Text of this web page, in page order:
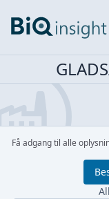
Få adgang til alle